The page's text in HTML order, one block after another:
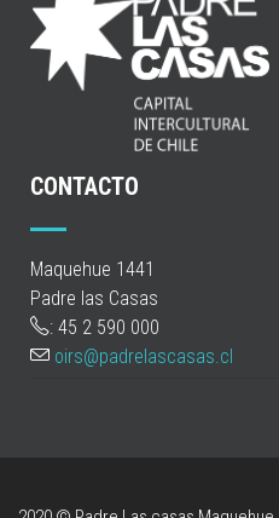
CONTACTO
Maquehue 1441
Padre las Casas
: 45 2 590 000
oirs@padrelascasas.cl